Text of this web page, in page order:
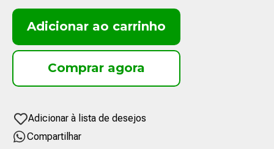
Adicionar ao carrinho
Compartilhar